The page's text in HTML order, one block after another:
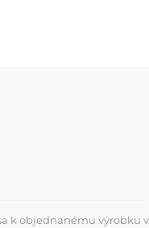
objednanému výrobku